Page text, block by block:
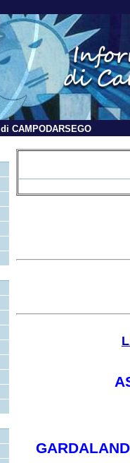
di CAMPODARSEGO